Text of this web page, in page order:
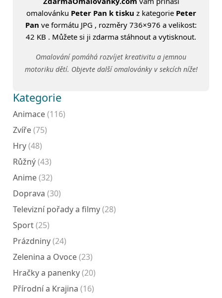
omalovánku Peter Pan k tisku z kategorie Peter
Pan ve formátu JPG , rozměry 736×976 a velikost:
42 KB . Můžete si ji zdarma stáhnout a vytisknout.
Omalování pomáhá rozvíjet kreativitu a jemnou
motoriku dětí. Objevte další omalovánky v sekcích níže!
Kategorie
Animace(116)
Zvíře(75)
Hry(48)
Růžný(43)
Anime(32)
Doprava (30)
Televizní pořady a filmy(28)
Sport(25)
Prázdniny(24)
Zelenina a Ovoce(23)
Hračky a panenky(20)
Přírodní a Krajina (16)